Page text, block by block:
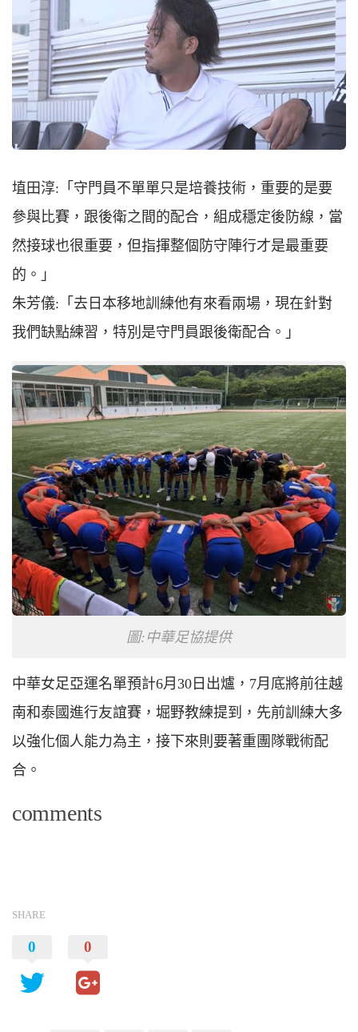
埴田淳:「守門員不單單只是培養技術，重要的是要
參與比賽，跟後衛之間的配合，組成穩定後防線，當
然接球也很重要，但指揮整個防守陣行才是最重要
的。」
朱芳儀:「去日本移地訓練他有來看兩場，現在針對
我們缺點練習，特別是守門員跟後衛配合。」
圖:中華足協提供
中華女足亞運名單預計6月30日出爐，7月底將前往越
南和泰國進行友誼賽，堀野教練提到，先前訓練大多
以強化個人能力為主，接下來則要著重團隊戰術配
合。
comments
SHARE
0 0